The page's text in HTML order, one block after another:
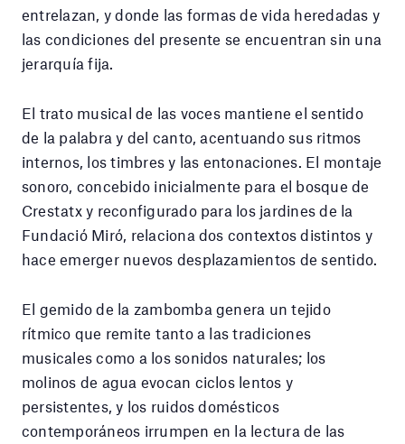
entrelazan, y donde las formas de vida heredadas y
las condiciones del presente se encuentran sin una
jerarquía fija.
El trato musical de las voces mantiene el sentido
de la palabra y del canto, acentuando sus ritmos
internos, los timbres y las entonaciones. El montaje
sonoro, concebido inicialmente para el bosque de
Crestatx y reconfigurado para los jardines de la
Fundació Miró, relaciona dos contextos distintos y
hace emerger nuevos desplazamientos de sentido.
El gemido de la zambomba genera un tejido
rítmico que remite tanto a las tradiciones
musicales como a los sonidos naturales; los
molinos de agua evocan ciclos lentos y
persistentes, y los ruidos domésticos
contemporáneos irrumpen en la lectura de las